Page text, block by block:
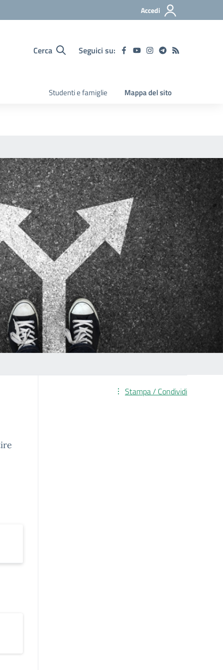
Accedi
Cerca Seguici su:
Studenti e famiglie Mappa del sito
Stampa / Condividi